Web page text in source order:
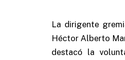
La dirigente
Héctor Alberto
destacó la